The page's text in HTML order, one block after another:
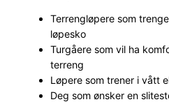
Terrengløpere som
løpesko
Turgåere som vil ha
terreng
Løpere som trener i vått
Deg som ønsker en